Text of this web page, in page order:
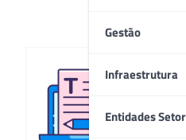
Gestão
Infraestrutura
Entidades